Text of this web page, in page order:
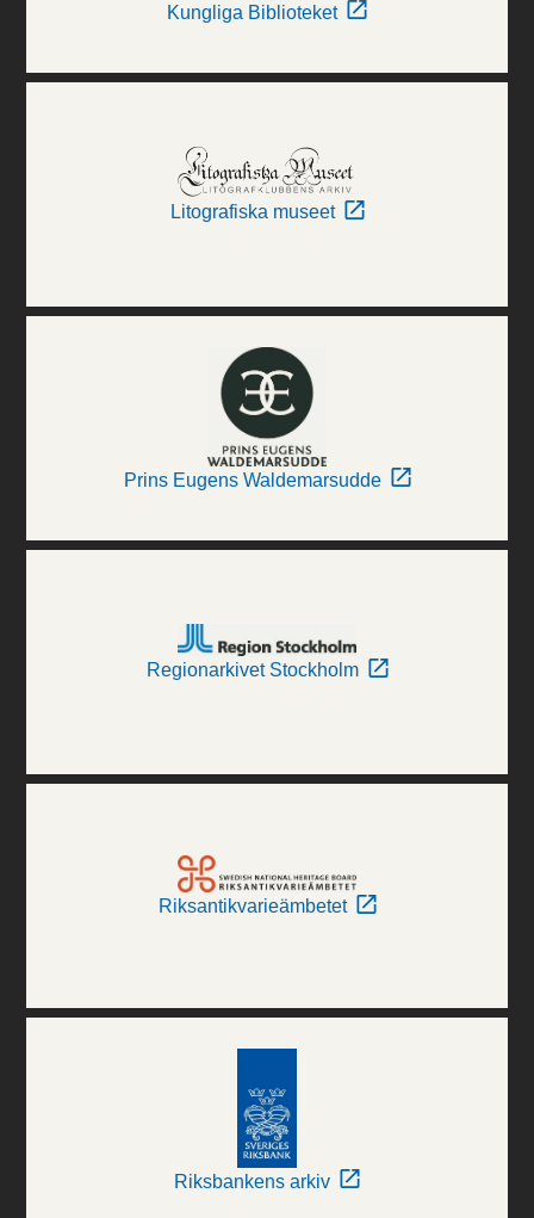
Kungliga Biblioteket
Litografiska museet
Prins Eugens Waldemarsudde
Regionarkivet Stockholm
Riksantikvarieämbetet
Riksbankens arkiv